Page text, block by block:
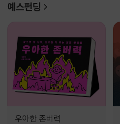
예스펀딩
우아한 존버력